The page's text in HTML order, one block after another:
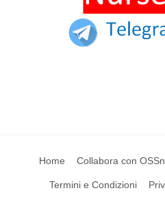
Home Collabora con
Termini e Condizioni